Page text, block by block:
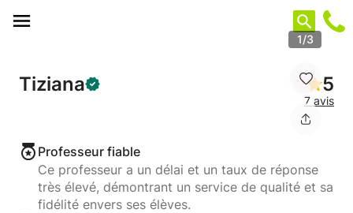
1/3
Tiziana 5
7 avis
Professeur fiable
Ce professeur a un délai et un taux de réponse
très élevé, démontrant un service de qualité et sa
fidélité envers ses élèves.